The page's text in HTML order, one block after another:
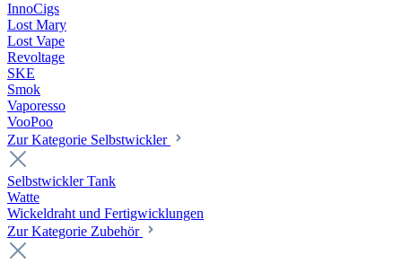
InnoCigs
Lost Mary
Lost Vape
Revoltage
SKE
Smok
Vaporesso
VooPoo
Zur Kategorie Selbstwickler
Selbstwickler Tank
Watte
Wickeldraht und Fertigwicklungen
Zur Kategorie Zubehör